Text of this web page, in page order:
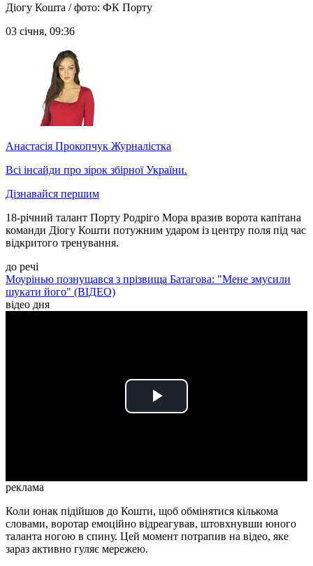
Діогу Кошта / фото: ФК Порту
03 січня, 09:36
Анастасія Прокопчук Журналістка
Всі інсайди про зірок збірної України.
Дізнавайся першим
18-річний талант Порту Родріго Мора вразив ворота капітана
команди Діогу Кошти потужним ударом із центру поля під час
відкритого тренування.
до речі
Моурінью познущався з прізвища Батагова: "Мене змусили
шукати його" (ВІДЕО)
відео дня
Play
реклама
Коли юнак підійшов до Кошти, щоб обмінятися кількома
словами, воротар емоційно відреагував, штовхнувши юного
таланта ногою в спину. Цей момент потрапив на відео, яке
зараз активно гуляє мережею.